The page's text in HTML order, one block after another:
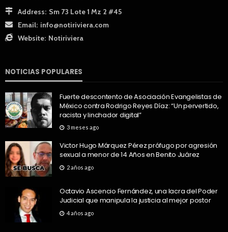
Address: Sm 73 Lote 1 Mz 2 #45
Email: info@notiriviera.com
Website: Notiriviera
NOTICIAS POPULARES
Fuerte descontento de Asociación Evangelistas de
México contra Rodrigo Reyes Díaz: “Un pervertido,
racista y linchador digital”
3 meses ago
Victor Hugo Márquez Pérez prófugo por agresión
sexual a menor de 14 Años en Benito Juárez
2 años ago
Octavio Ascencio Fernández, una lacra del Poder
Judicial que manipula la justicia al mejor postor
4 años ago